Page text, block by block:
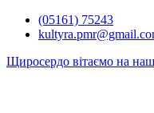
Перейти(05161) 75243
Щиросердо вітаємо на